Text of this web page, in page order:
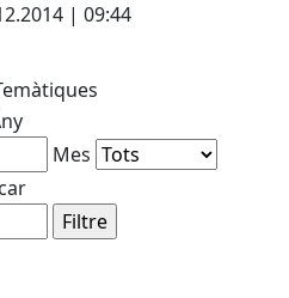
| 09:44
Mes